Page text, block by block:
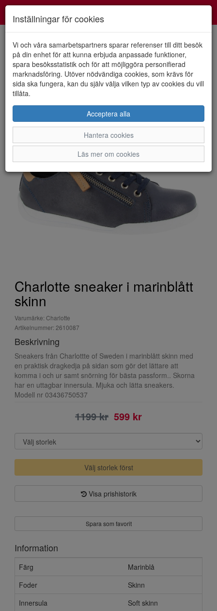
HEM CHARLOTTE
Charlotte sneaker i marinblått
skinn
Varumärke: Charlotte
Artikelnummer: 2610087
Beskrivning
Sneakers från Charlottte of Sweden i marinblått skinn med
en praktisk dragkedja på sidan som gör det lättare att
komma i och ur samt snörning för bästa passform.. Skorna
har en uttagbar innersula. Mjuka och lätta sneakers.
Modell nr 03436750537
1199 kr 599 kr
Välj storlek först
Visa prishistorik
Spara som favorit
Information
Färg
Marinblå
Foder
Skinn
Innersula
Soft skinn
Inställningar för cookies
Vi och våra samarbetspartners sparar referenser till ditt besök
på din enhet för att kunna erbjuda anpassade funktioner,
spara besöksstatistik och för att möjliggöra personifierad
marknadsföring. Utöver nödvändiga cookies, som krävs för
sida ska fungera, kan du själv välja vilken typ av cookies du vill
tillåta.
Acceptera alla
Hantera cookies
Läs mer om cookies